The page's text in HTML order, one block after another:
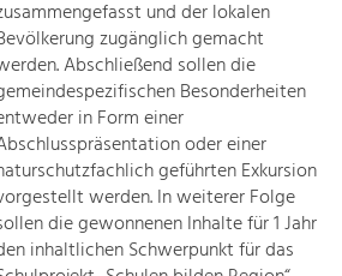
Transport and
Value Added.
und der lokalen
zugänglich gemacht
Abschließend sollen die
Besonderheiten
in Form einer
oder einer
geführten Exkursion
werden. In weiterer Folge
die gewonnenen Inhalte für 1 Jahr
inhaltlichen Schwerpunkt für das